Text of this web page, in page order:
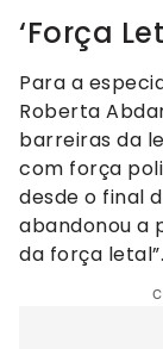
‘Força
Para a
Roberta
barreiras da
com força
desde o final
abandonou a
da força letal”.